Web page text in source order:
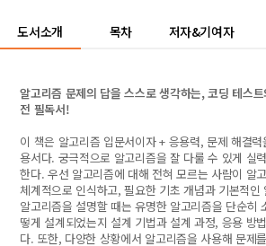
도서소개 목차 저자&기여자
알고리즘 문제의 답을 스스로 생각하는, 코딩 테스
전 필독서!
이 책은 알고리즘 입문서이자 + 응용력, 문제 해결
용서다. 궁극적으로 알고리즘을 잘 다룰 수 있게 실
한다. 우선 알고리즘에 대해 전혀 모르는 사람이 알
체계적으로 인식하고, 필요한 기초 개념과 기본적인
알고리즘을 설명할 때는 유명한 알고리즘을 단순히
떻게 설계되었는지 설계 기법과 설계 과정, 응용 방
다. 또한, 다양한 상황에서 알고리즘을 사용해 문제